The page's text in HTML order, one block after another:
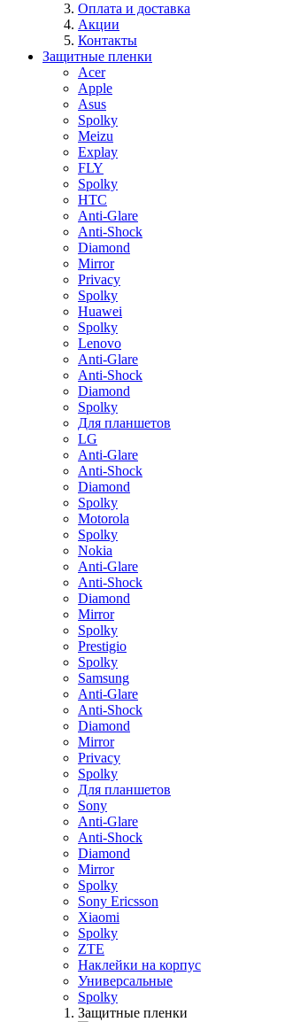
Оплата и доставка
Акции
Контакты
Защитные пленки
Acer
Apple
Asus
Spolky
Meizu
Explay
FLY
Spolky
HTC
Anti-Glare
Anti-Shock
Diamond
Mirror
Privacy
Spolky
Huawei
Spolky
Lenovo
Anti-Glare
Anti-Shock
Diamond
Spolky
Для планшетов
LG
Anti-Glare
Anti-Shock
Diamond
Spolky
Motorola
Spolky
Nokia
Anti-Glare
Anti-Shock
Diamond
Mirror
Spolky
Prestigio
Spolky
Samsung
Anti-Glare
Anti-Shock
Diamond
Mirror
Privacy
Spolky
Для планшетов
Sony
Anti-Glare
Anti-Shock
Diamond
Mirror
Spolky
Sony Ericsson
Xiaomi
Spolky
ZTE
Наклейки на корпус
Универсальные
Spolky
Защитные пленки